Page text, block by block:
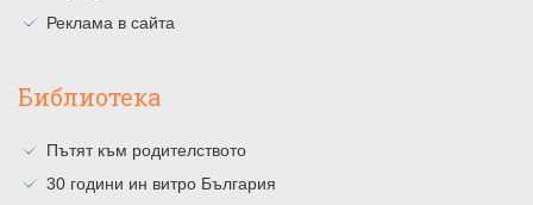
Реклама в сайта
Библиотека
Пътят към родителството
30 години ин витро България